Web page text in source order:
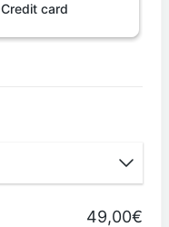
Credit card
49,00€